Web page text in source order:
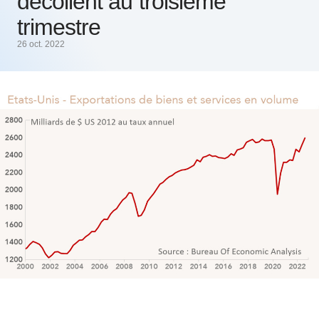
trimestre
26 oct. 2022